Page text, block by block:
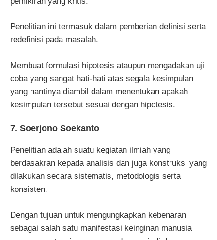
Penelitian ini termasuk dalam pemberian definisi serta
redefinisi pada masalah.
Membuat formulasi hipotesis ataupun mengadakan uji
coba yang sangat hati-hati atas segala kesimpulan
yang nantinya diambil dalam menentukan apakah
kesimpulan tersebut sesuai dengan hipotesis.
7. Soerjono Soekanto
Penelitian adalah suatu kegiatan ilmiah yang
berdasakran kepada analisis dan juga konstruksi yang
dilakukan secara sistematis, metodologis serta
konsisten.
Dengan tujuan untuk mengungkapkan kebenaran
sebagai salah satu manifestasi keinginan manusia